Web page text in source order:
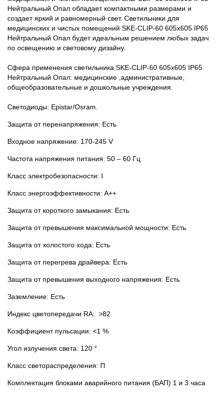
Нейтральный Опал обладает компактными размерами и
создает яркий и равномерный свет. Светильники для
медицинских и чистых помещений SKE-CLIP-60 605x605 IP65
Нейтральный Опал будет идеальным решением любых задач
по освещению и световому дизайну.
Сфера применения светильника SKE-CLIP-60 605x605 IP65
Нейтральный Опал: медицинские ,административные,
общеобразовательные и дошкольные учреждения.
Светодиоды: Epistar/Osram.
Защита от перенапряжения: Есть
Входное напряжение: 170-245 V
Частота напряжения питания: 50 – 60 Гц
Класс электробезопасности: I
Класс энергоэффективности: А++
Защита от короткого замыкания: Есть
Защита от превышения максимальной мощности: Есть
Защита от холостого хода: Есть
Защита от перегрева драйвера: Есть
Защита от превышения выходного напряжения: Есть
Заземление: Есть
Индекс цветопередачи RA: >82
Коэффициент пульсации: <1 %
Угол излучения света: 120 °
Класс светораспределения: П
Комплектация блоками аварийного питания (БАП) 1 и 3 часа